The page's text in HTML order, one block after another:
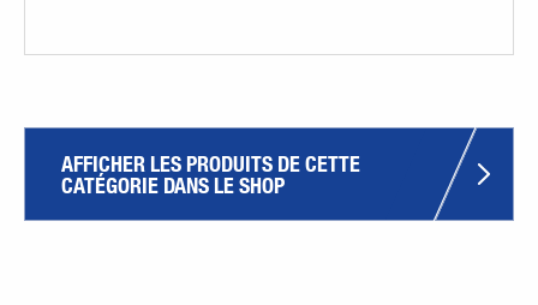
AFFICHER LES PRODUITS DE CETTE
CATÉGORIE DANS LE SHOP